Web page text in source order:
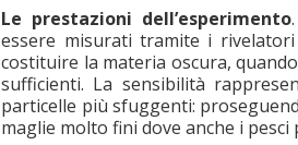
Le prestazioni dell’esperimento
essere misurati tramite i
costituire la materia oscura,
sufficienti. La sensibilità
particelle più sfuggenti:
maglie molto fini dove anche i